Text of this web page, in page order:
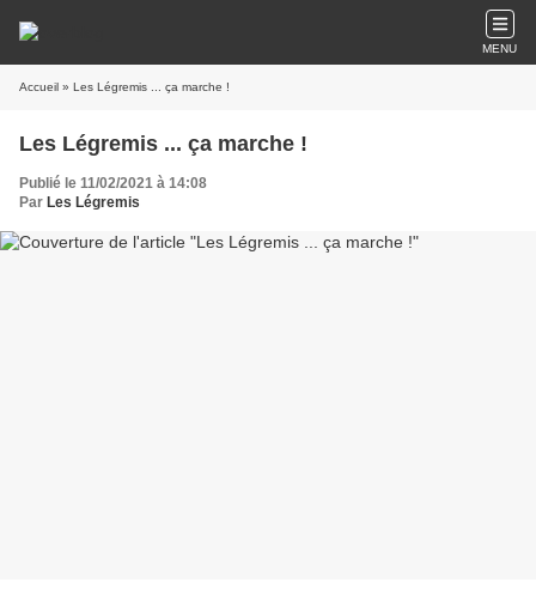
MENU
Accueil » Les Légremis ... ça marche !
Les Légremis ... ça marche !
Publié le 11/02/2021 à 14:08
Par Les Légremis